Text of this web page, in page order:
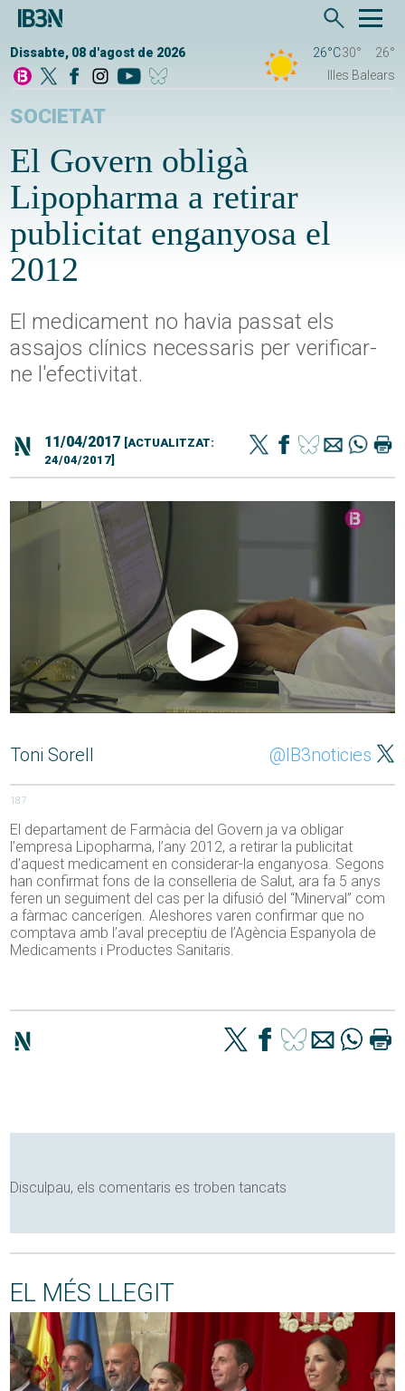
Dissabte, 08 d'agost de 2026 26°C30°
26°
Illes Balears
SOCIETAT
El Govern obligà
Lipopharma a retirar
publicitat enganyosa el
2012
El medicament no havia passat els
assajos clínics necessaris per verificar-
ne l'efectivitat.
11/04/2017 [ACTUALITZAT:
24/04/2017]
Toni Sorell @IB3noticies
187
El departament de Farmàcia del Govern ja va obligar
l’empresa Lipopharma, l’any 2012, a retirar la publicitat
d’aquest medicament en considerar-la enganyosa. Segons
han confirmat fons de la conselleria de Salut, ara fa 5 anys
feren un seguiment del cas per la difusió del “Minerval” com
a fàrmac cancerígen. Aleshores varen confirmar que no
comptava amb l’aval preceptiu de l’Agència Espanyola de
Medicaments i Productes Sanitaris.
Disculpau, els comentaris es troben tancats
EL MÉS LLEGIT